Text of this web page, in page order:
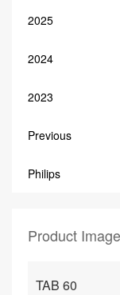
2025
2024
2023
Previous
Philips
Product
TAB 60